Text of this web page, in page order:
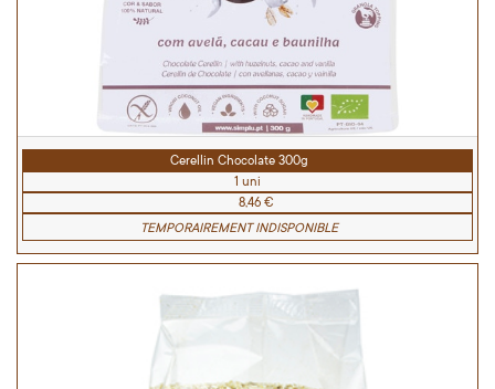
Cerellin Chocolate 300g
1 uni
8,46 €
TEMPORAIREMENT INDISPONIBLE